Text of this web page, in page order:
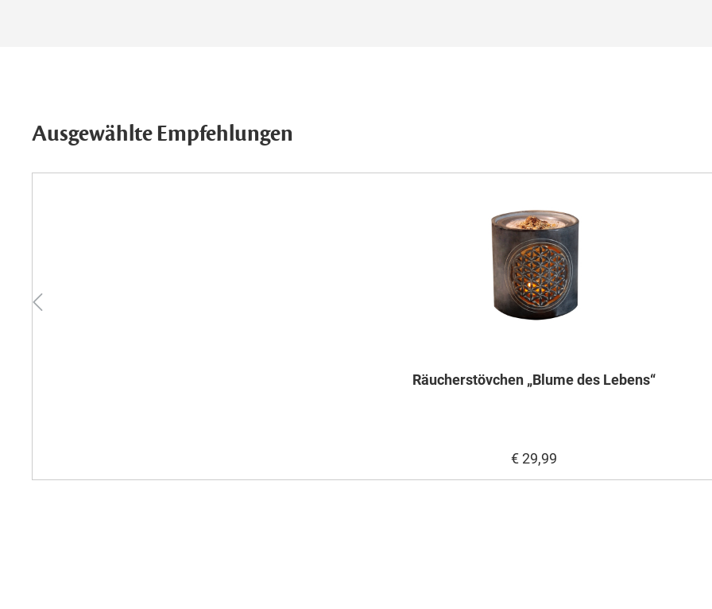
Ausgewählte Empfehlungen
Räucherstövchen „Blume des Lebens“
€ 29,99